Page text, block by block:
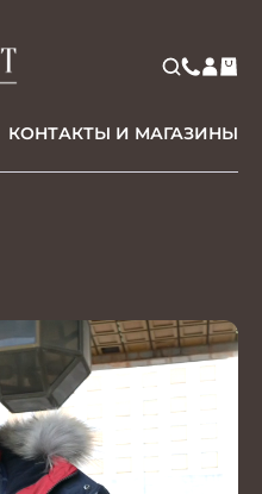
КОНТАКТЫ И МАГАЗИНЫ